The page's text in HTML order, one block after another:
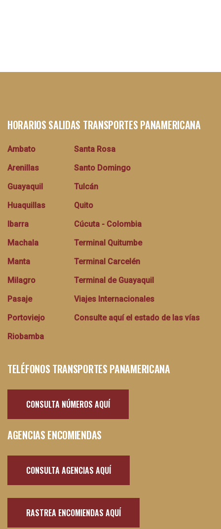
HORARIOS SALIDAS TRANSPORTES PANAMERICANA
Ambato
Arenillas
Guayaquil
Huaquillas
Ibarra
Machala
Manta
Milagro
Pasaje
Portoviejo
Riobamba
Santa Rosa
Santo Domingo
Tulcán
Quito
Cúcuta - Colombia
Terminal Quitumbe
Terminal Carcelén
Terminal de Guayaquil
Viajes Internacionales
Consulte aquí el estado de las vías
TELÉFONOS TRANSPORTES PANAMERICANA
CONSULTA NÚMEROS AQUÍ
AGENCIAS ENCOMIENDAS
CONSULTA AGENCIAS AQUÍ
RASTREA ENCOMIENDAS AQUÍ